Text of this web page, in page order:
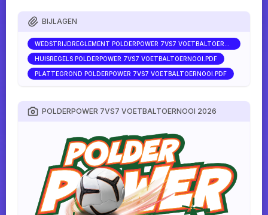
BIJLAGEN
HUISREGELS POLDERPOWER 7VS7 VOETBALTOERNOOI.PDF
PLATTEGROND POLDERPOWER 7VS7 VOETBALTOERNOOI.PDF
POLDERPOWER 7VS7 VOETBALTOERNOOI 2026